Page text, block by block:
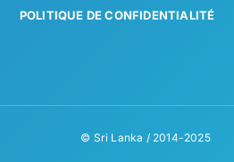
POLITIQUE DE CONFIDENTIALITÉ
© Sri Lanka / 2014-2025